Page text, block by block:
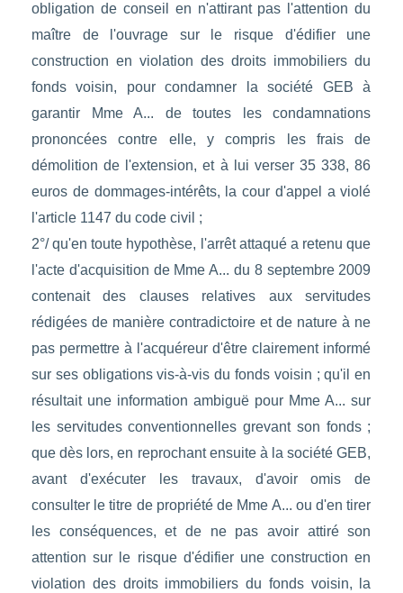
obligation de conseil en n'attirant pas l'attention du
maître de l'ouvrage sur le risque d'édifier une
construction en violation des droits immobiliers du
fonds voisin, pour condamner la société GEB à
garantir Mme A... de toutes les condamnations
prononcées contre elle, y compris les frais de
démolition de l'extension, et à lui verser 35 338, 86
euros de dommages-intérêts, la cour d'appel a violé
l'article 1147 du code civil ;
2°/ qu'en toute hypothèse, l'arrêt attaqué a retenu que
l'acte d'acquisition de Mme A... du 8 septembre 2009
contenait des clauses relatives aux servitudes
rédigées de manière contradictoire et de nature à ne
pas permettre à l'acquéreur d'être clairement informé
sur ses obligations vis-à-vis du fonds voisin ; qu'il en
résultait une information ambiguë pour Mme A... sur
les servitudes conventionnelles grevant son fonds ;
que dès lors, en reprochant ensuite à la société GEB,
avant d'exécuter les travaux, d'avoir omis de
consulter le titre de propriété de Mme A... ou d'en tirer
les conséquences, et de ne pas avoir attiré son
attention sur le risque d'édifier une construction en
violation des droits immobiliers du fonds voisin, la